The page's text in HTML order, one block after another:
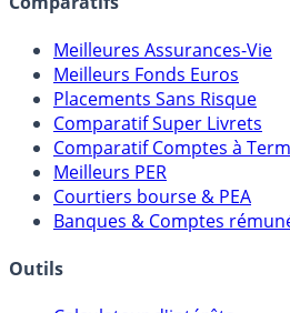
Meilleures Assurances-Vie
Meilleurs Fonds Euros
Placements Sans Risque
Comparatif Super Livrets
Comparatif Comptes à Terme
Meilleurs PER
Courtiers bourse & PEA